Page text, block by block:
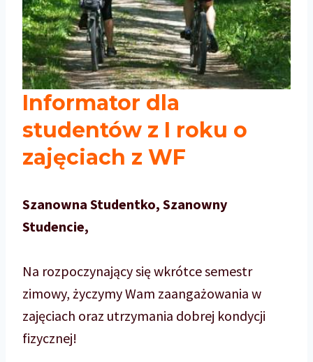
Informator dla
studentów z I roku o
zajęciach z WF
Szanowna Studentko, Szanowny
Studencie,
Na rozpoczynający się wkrótce semestr
zimowy, życzymy Wam zaangażowania w
zajęciach oraz utrzymania dobrej kondycji
fizycznej!